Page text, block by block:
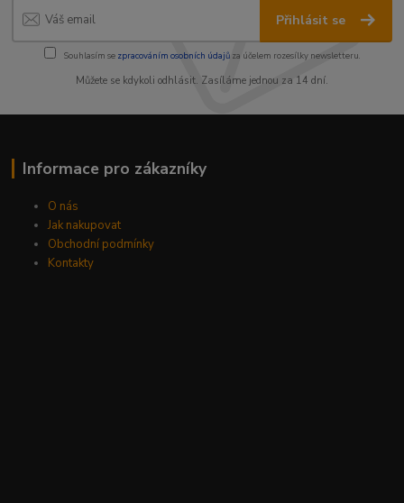
Přihlásit se
Souhlasím se zpracováním osobních údajůza účelem rozesílky newsletteru.
Můžete se kdykoli odhlásit. Zasíláme jednou za 14 dní.
Informace pro zákazníky
O nás
Jak nakupovat
Obchodní podmínky
Kontakty